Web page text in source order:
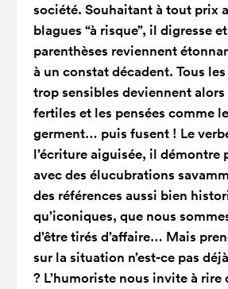
société. Souhaitant à tout prix
blagues “à risque”, il digresse
parenthèses reviennent
à un constat décadent. Tous
trop sensibles deviennent alors
fertiles et les pensées comme
germent… puis fusent ! Le
l’écriture aiguisée, il démontre
avec des élucubrations
des références aussi bien
qu’iconiques, que nous
d’être tirés d’affaire… Mais
sur la situation n’est-ce pas
? L’humoriste nous invite à rire